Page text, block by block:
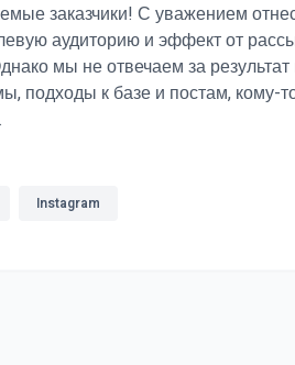
заказчики! С уважением
аудиторию и эффект от
мы не отвечаем за
подходы к базе и постам, кому-
Instagram